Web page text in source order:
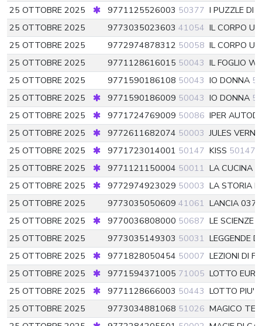
25 OTTOBRE 2025
9771125526003 50377 I PUZZLE DI
25 OTTOBRE 2025
9773035023603 41054 IL CORPO
25 OTTOBRE 2025
9772974878312 50058 IL CORPO
25 OTTOBRE 2025
9771128616015 50043 IL FOGLIO
25 OTTOBRE 2025
9771590186108 50043 IO DONNA
25 OTTOBRE 2025
9771590186009 50043 IO DONNA
25 OTTOBRE 2025
9771724769009 50086 IPER
25 OTTOBRE 2025
9772611682074 50003 JULES
25 OTTOBRE 2025
9771723014001 50147 KISS 50147
25 OTTOBRE 2025
9771121150004 50011 LA CUCINA
25 OTTOBRE 2025
9772974923029 50003 LA STORIA
25 OTTOBRE 2025
9773035050609 41061 LANCIA 037
25 OTTOBRE 2025
9770036808000 50687 LE SCIENZE
25 OTTOBRE 2025
9773035149303 50031 LEGGENDE
25 OTTOBRE 2025
9771828050454 50007 LEZIONI DI
25 OTTOBRE 2025
9771594371005 71005 LOTTO
25 OTTOBRE 2025
9771128666003 50443 LOTTO PIU'
25 OTTOBRE 2025
9773034881068 51026 MAGICO